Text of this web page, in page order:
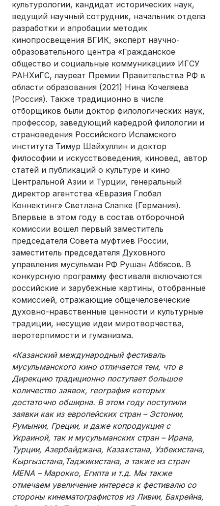
культурологии, кандидат исторических наук,
ведущий научный сотрудник, начальник отдела
разработки и апробации методик
кинопросвещения ВГИК, эксперт научно-
образовательного центра «Гражданское
общество и социальные коммуникации» ИГСУ
РАНХиГС, лауреат Премии Правительства РФ в
области образования (2021) Нина Кочеляева
(Россия). Также традиционно в числе
отборщиков были доктор филологических наук,
профессор, заведующий кафедрой филологии и
страноведения Российского Исламского
института Тимур Шайхуллин и доктор
философии и искусствоведения, киновед, автор
статей и публикаций о культуре и кино
Центральной Азии и Турции, генеральный
директор агентства «Евразия Глобал
Коннектинг» Светлана Слапке (Германия).
Впервые в этом году в состав отборочной
комиссии вошел первый заместитель
председателя Совета муфтиев России,
заместитель председателя Духовного
управления мусульман РФ Рушан Аббясов. В
конкурсную программу фестиваля включаются
российские и зарубежные картины, отобранные
комиссией, отражающие общечеловеческие
духовно-нравственные ценности и культурные
традиции, несущие идеи миротворчества,
веротерпимости и гуманизма.
«Казанский международный фестиваль
мусульманского кино отличается тем, что в
Дирекцию традиционно поступает большое
количество заявок, география которых
достаточно обширна. В этом году поступили
заявки как из европейских стран – Эстонии,
Румынии, Греции, и даже копродукция с
Украиной, так и мусульманских стран – Ирана,
Турции, Азербайджана, Казахстана, Узбекистана,
Кыргызстана,Таджикистана, а также из стран
MENA – Марокко, Египта и т.д. Мы также
отмечаем увеличение интереса к фестивалю со
стороны кинематографистов из Ливии, Бахрейна,